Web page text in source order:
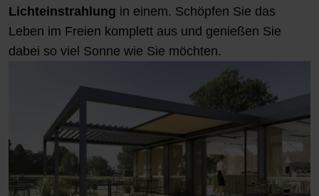
Lichteinstrahlung in einem. Schöpfen Sie das
Leben im Freien komplett aus und genießen Sie
dabei so viel Sonne wie Sie möchten.